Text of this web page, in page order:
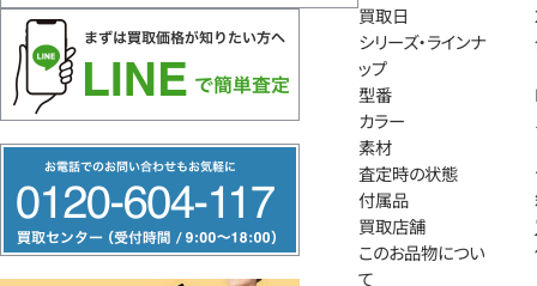
リ
ー
買取日
シリーズ・ラインナ
ップ
型番
カラー
素材
査定時の状態
付属品
買取店舗
このお品物につい
て